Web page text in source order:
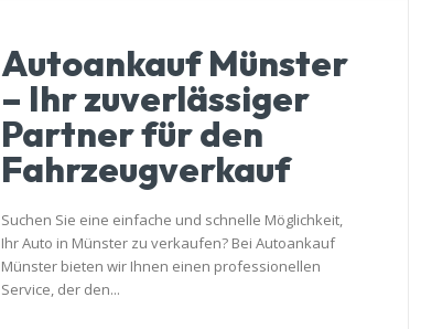
Autoankauf Münster
– Ihr zuverlässiger
Partner für den
Fahrzeugverkauf
Suchen Sie eine einfache und schnelle Möglichkeit,
Ihr Auto in Münster zu verkaufen? Bei Autoankauf
Münster bieten wir Ihnen einen professionellen
Service, der den...